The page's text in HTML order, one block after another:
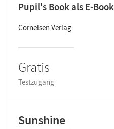
Pupil's Book als E-Book
Cornelsen Verlag
Gratis
Testzugang
Sunshine